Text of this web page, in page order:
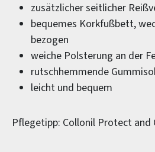
zusätzlicher seitlicher
bequemes Korkfußbett,
bezogen
weiche Polsterung an der
rutschhemmende
leicht und bequem
Pflegetipp: Collonil Protect and